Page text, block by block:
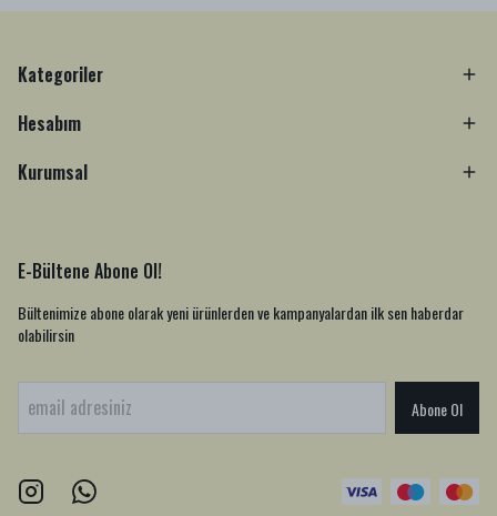
Kategoriler
Hesabım
Kurumsal
E-Bültene Abone Ol!
Bültenimize abone olarak yeni ürünlerden ve kampanyalardan ilk sen haberdar
olabilirsin
Abone Ol